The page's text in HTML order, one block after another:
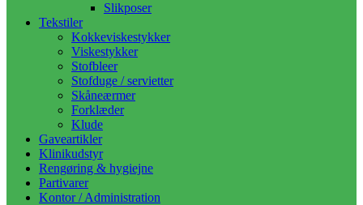
Slikposer
Tekstiler
Kokkeviskestykker
Viskestykker
Stofbleer
Stofduge / servietter
Skåneærmer
Forklæder
Klude
Gaveartikler
Klinikudstyr
Rengøring & hygiejne
Partivarer
Kontor / Administration